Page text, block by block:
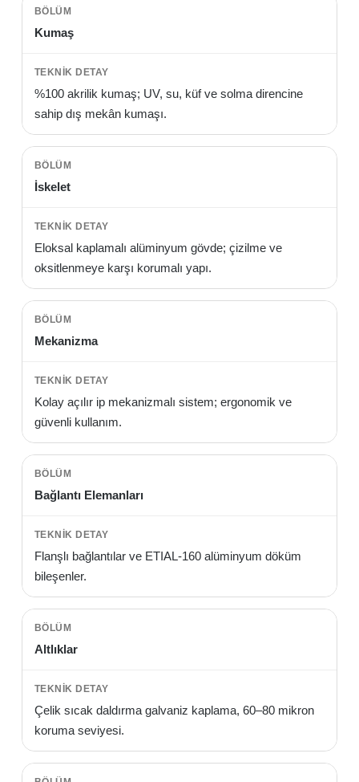
Kumaş
%100 akrilik kumaş; UV, su, küf ve solma direncine
sahip dış mekân kumaşı.
İskelet
Eloksal kaplamalı alüminyum gövde; çizilme ve
oksitlenmeye karşı korumalı yapı.
Mekanizma
Kolay açılır ip mekanizmalı sistem; ergonomik ve
güvenli kullanım.
Bağlantı Elemanları
Flanşlı bağlantılar ve ETIAL-160 alüminyum döküm
bileşenler.
Altlıklar
Çelik sıcak daldırma galvaniz kaplama, 60–80 mikron
koruma seviyesi.